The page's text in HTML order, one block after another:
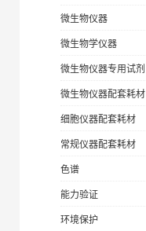
微生物仪器
微生物学仪器
微生物仪器专用试剂
微生物仪器配套耗材
细胞仪器配套耗材
常规仪器配套耗材
色谱
能力验证
环境保护